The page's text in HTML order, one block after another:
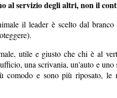
al servizio degli altri, non il
il leader è scelto dal
utile e giusto che chi è al
una scrivania, un'auto e
comodo e sono più riposato, le